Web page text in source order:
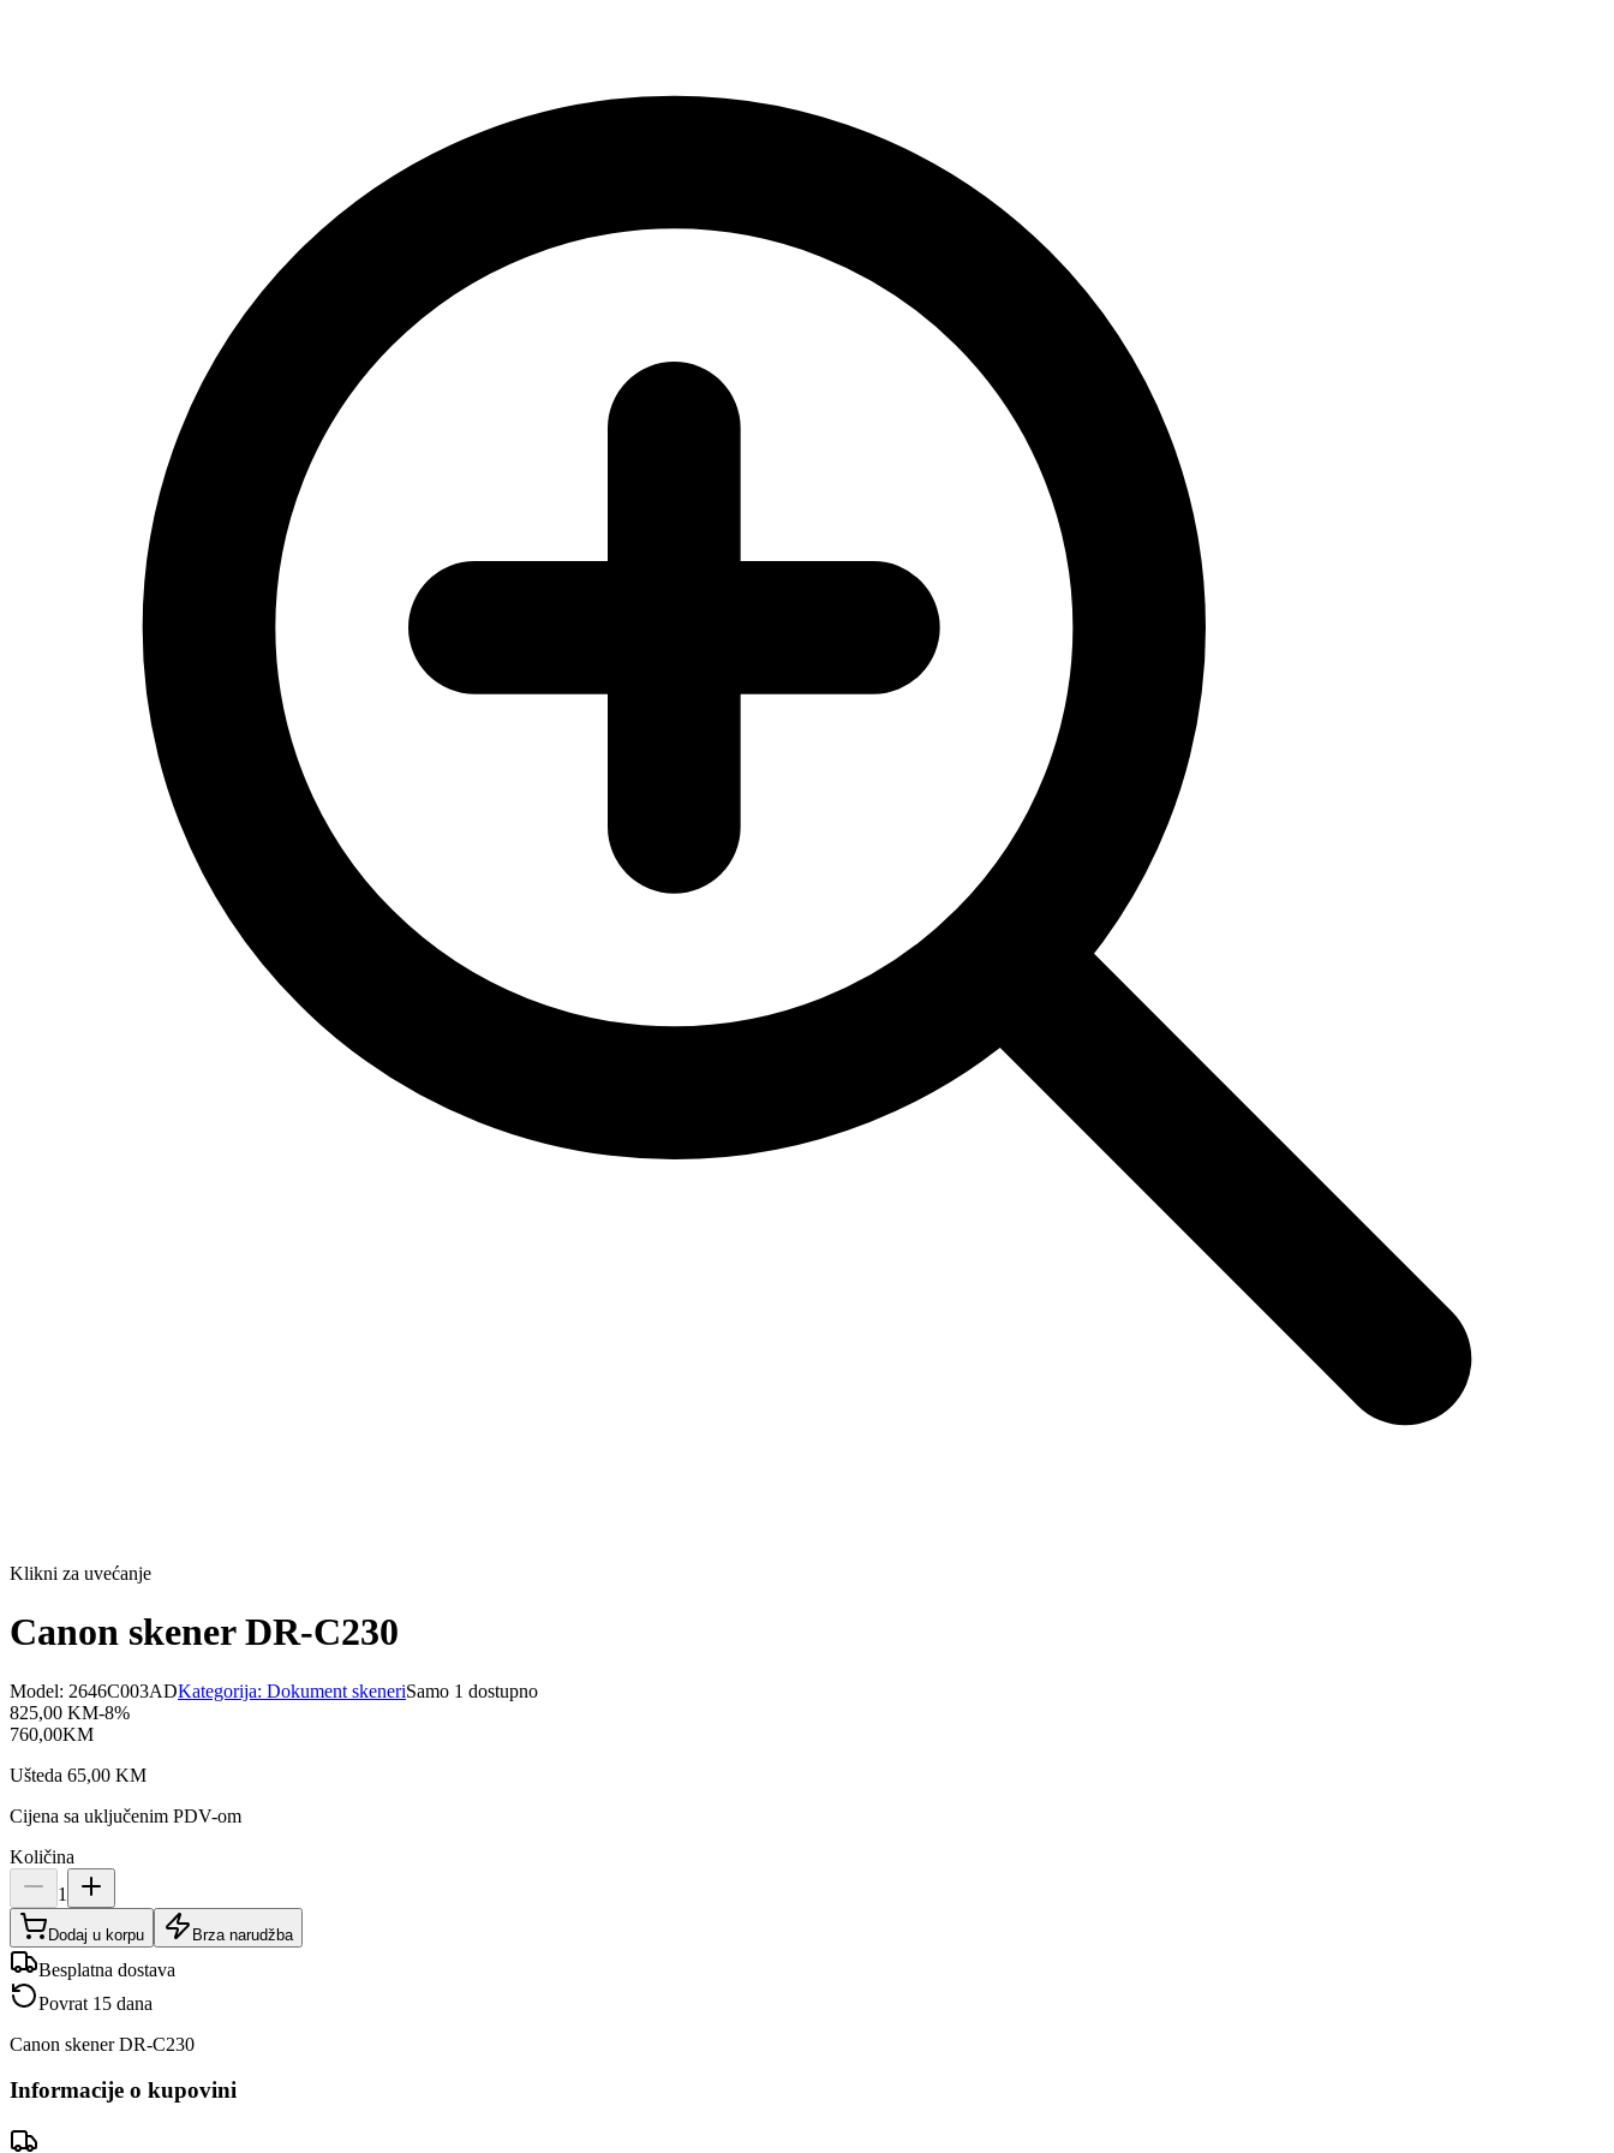
Klikni za uvećanje
Canon skener DR-C230
Model: 2646C003ADKategorija: Dokument skeneriSamo 1 dostupno
825,00 KM-8%
760,00KM
Ušteda 65,00 KM
Cijena sa uključenim PDV-om
Količina
1
Dodaj u korpu Brza narudžba
Besplatna dostava
Povrat 15 dana
Canon skener DR-C230
Informacije o kupovini